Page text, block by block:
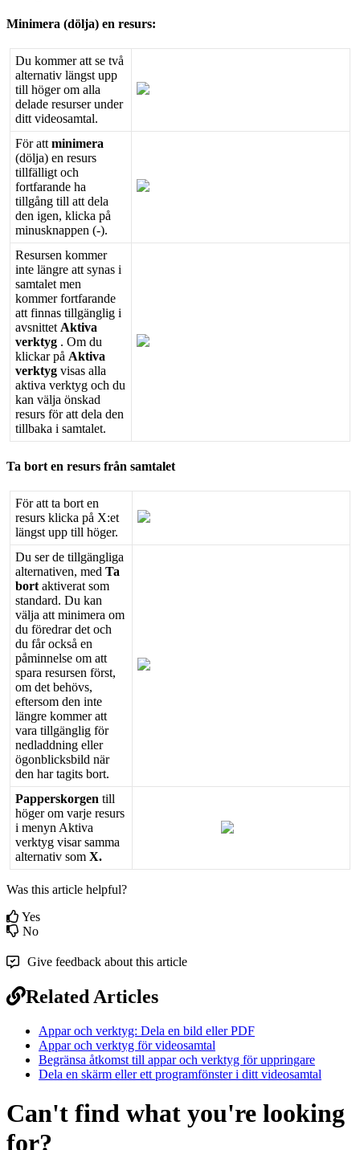
Minimera (dölja) en resurs:
Du kommer att se två
alternativ längst upp
till höger om alla
delade resurser under
ditt videosamtal.
För att minimera
(dölja) en resurs
tillfälligt och
fortfarande ha
tillgång till att dela
den igen, klicka på
minusknappen (-).
Resursen kommer
inte längre att synas i
samtalet men
kommer fortfarande
att finnas tillgänglig i
avsnittet Aktiva
verktyg . Om du
klickar på Aktiva
verktyg visas alla
aktiva verktyg och du
kan välja önskad
resurs för att dela den
tillbaka i samtalet.
Ta bort en resurs från samtalet
För att ta bort en
resurs klicka på X:et
längst upp till höger.
Du ser de tillgängliga
alternativen, med Ta
bort aktiverat som
standard. Du kan
välja att minimera om
du föredrar det och
du får också en
påminnelse om att
spara resursen först,
om det behövs,
eftersom den inte
längre kommer att
vara tillgänglig för
nedladdning eller
ögonblicksbild när
den har tagits bort.
Papperskorgen till
höger om varje resurs
i menyn Aktiva
verktyg visar samma
alternativ som X.
Was this article helpful?
Yes
No
Give feedback about this article
Related Articles
Appar och verktyg: Dela en bild eller PDF
Appar och verktyg för videosamtal
Begränsa åtkomst till appar och verktyg för uppringare
Dela en skärm eller ett programfönster i ditt videosamtal
Can't find what you're looking
for?